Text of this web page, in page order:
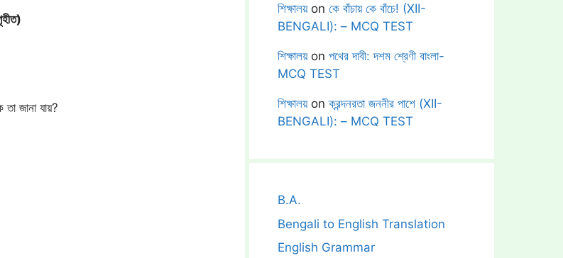
জানা যায়?
শিক্ষালয়on কে বাঁচায় কে বাঁচে! (XII-
BENGALI): – MCQ TEST
শিক্ষালয়on পথের দাবী: দশম শ্রেণী বাংলা-
MCQ TEST
শিক্ষালয়onক্রন্দনরতা জননীর পাশে (XII-
BENGALI): – MCQ TEST
B.A.
Bengali to English Translation
English Grammar